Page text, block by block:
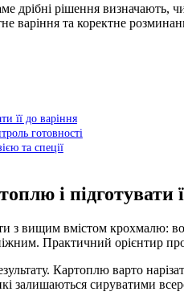
дрібні рішення визначають,
варіння та коректне
її до варіння
готовності
та спеції
і підготувати
вищим вмістом крохмалю:
Практичний орієнтир
Картоплю варто
залишаються сируватими